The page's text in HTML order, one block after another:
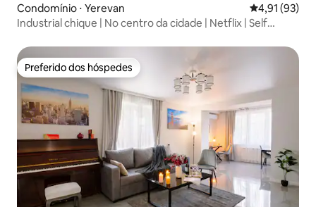
Condomínio ⋅ Yerevan 4,91 de uma
4,91 (93)
Industrial chique | No centro da cidade | Netflix | Self
Preferido dos hóspedes
Preferido dos hóspedes